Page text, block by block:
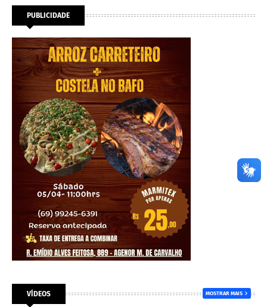
PUBLICIDADE
VÍDEOS MOSTRAR MAIS